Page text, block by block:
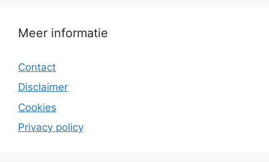
Meer informatie
Contact
Disclaimer
Cookies
Privacy policy